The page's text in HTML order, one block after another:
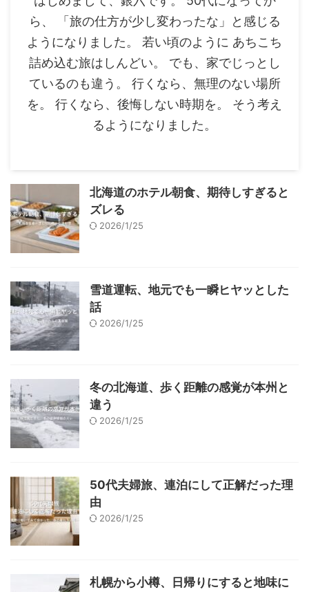
ら、 「旅の仕方が少し変わったな」と感じる
ようになりました。 若い頃のように あちこち
詰め込む旅はしんどい。 でも、家でじっとし
ているのも違う。 行くなら、無理のない場所
を。 行くなら、後悔しない時期を。 そう考え
るようになりました。
北海道のホテル朝食、期待しすぎると
ズレる
2026/1/25
雪道運転、地元でも一瞬ヒヤッとした
話
2026/1/25
冬の北海道、歩く距離の感覚が本州と
違う
2026/1/25
50代夫婦旅、連泊にして正解だった理
由
2026/1/25
札幌から小樽、日帰りにすると地味に